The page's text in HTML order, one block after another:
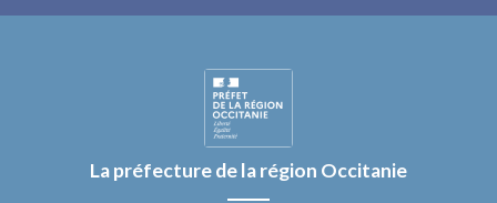
La préfecture de la région Occitanie